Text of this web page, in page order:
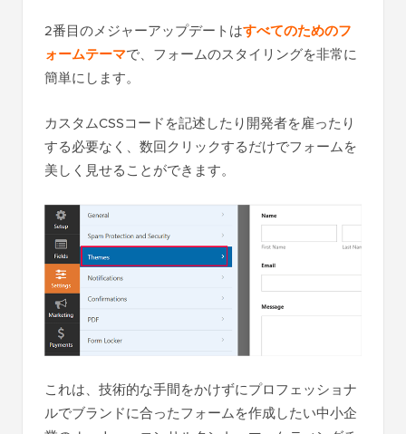
2番目のメジャーアップデートはすべてのためのフ
ォームテーマで、フォームのスタイリングを非常に
簡単にします。
カスタムCSSコードを記述したり開発者を雇ったり
する必要なく、数回クリックするだけでフォームを
美しく見せることができます。
これは、技術的な手間をかけずにプロフェッショナ
ルでブランドに合ったフォームを作成したい中小企